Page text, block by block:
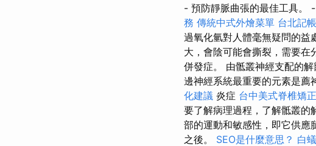
- 預防靜脈曲張的最佳工具。
務 傳統中式外燴菜單 台北記
過氧化氫對人體毫無疑問的益
大，會陰可能會撕裂，需要在
併發症。 由骶叢神經支配的解
邊神經系統最重要的元素是薦
化建議 炎症 台中美式脊椎矯正
要了解病理過程，了解骶叢的
部的運動和敏感性，即它供應
之後。 SEO是什麼意思？ 白